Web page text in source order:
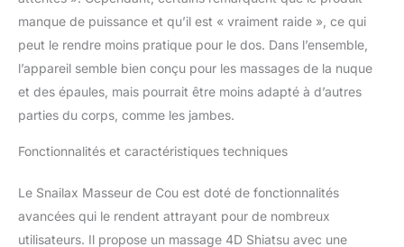
de massage Shiatsu pour le cou Snailax offre
3 niveaux d'intensité Shiatsu réglables et 3
modes de massage par roulement, vous
permettant de personnaliser entièrement
votre expérience de massage. Que vous
préfériez un massage doux ou un massage
facilement régler les paramètres en fonction
relaxation optimale. 【Thérapie par chaleur
pour le cou Snailax est doté d'une fonction
de chauffage intégrée qui améliore le confort
manque de puissance et qu’il est « vraiment raide », ce qui
peut le rendre moins pratique pour le dos. Dans l’ensemble,
l’appareil semble bien conçu pour les massages de la nuque
et des épaules, mais pourrait être moins adapté à d’autres
parties du corps, comme les jambes.
Fonctionnalités et caractéristiques techniques
Le Snailax Masseur de Cou est doté de fonctionnalités
avancées qui le rendent attrayant pour de nombreux
utilisateurs. Il propose un massage 4D Shiatsu avec une